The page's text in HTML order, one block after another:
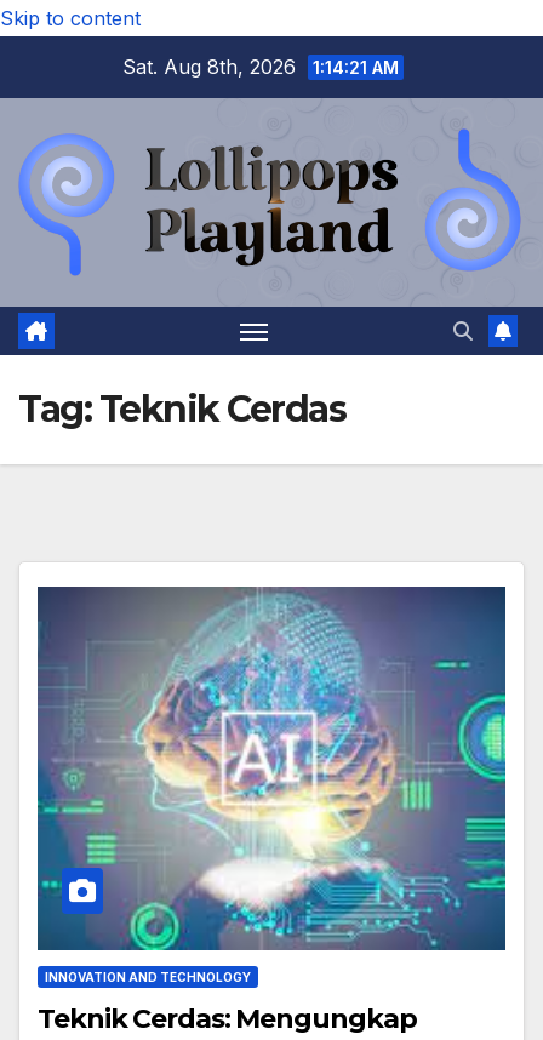
Skip to content
Sat. Aug 8th, 2026
1:14:22 AM
Tag:Teknik Cerdas
INNOVATION AND TECHNOLOGY
Teknik Cerdas: Mengungkap